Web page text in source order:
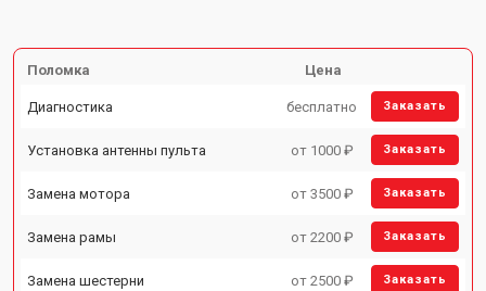
Поломка Цена
Диагностика бесплатно Заказать
Установка антенны пульта от 1000 ₽ Заказать
Замена мотора от 3500 ₽ Заказать
Замена рамы от 2200 ₽ Заказать
Замена шестерни от 2500 ₽ Заказать